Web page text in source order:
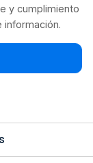
y cumplimiento